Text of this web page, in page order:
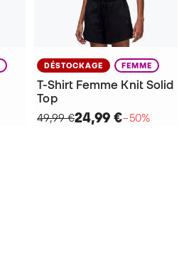
DÉSTOCKAGE FEMME
T-Shirt Femme Knit Solid
Top
49,99 €24,99 €−50%